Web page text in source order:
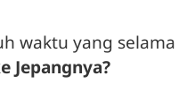
waktu yang selama
Jepangnya?